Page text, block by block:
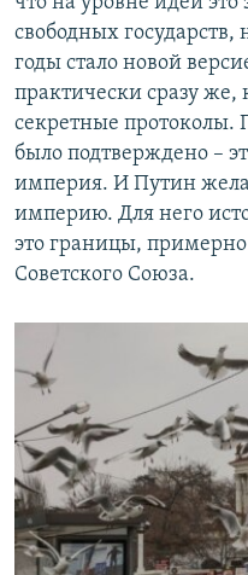
свободных государств,
годы стало новой
практически сразу
секретные протоколы.
было подтверждено –
империя. И Путин
империю. Для него
это границы,
Советского Союза.